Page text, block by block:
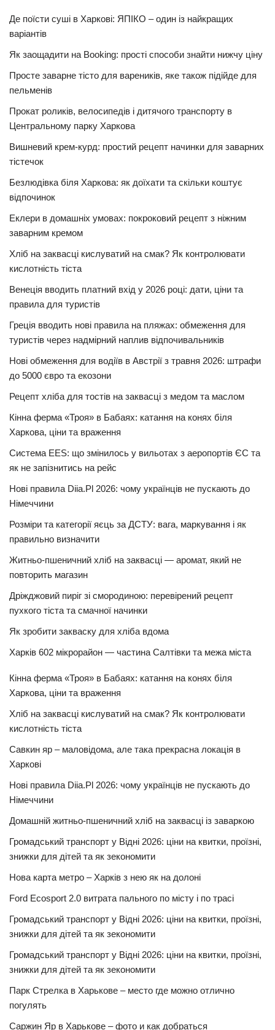
Де поїсти суші в Харкові: ЯПІКО – один із найкращих
варіантів
Як заощадити на Booking: прості способи знайти нижчу ціну
Просте заварне тісто для вареників, яке також підійде для
пельменів
Прокат роликів, велосипедів і дитячого транспорту в
Центральному парку Харкова
Вишневий крем-курд: простий рецепт начинки для заварних
тістечок
Безлюдівка біля Харкова: як доїхати та скільки коштує
відпочинок
Еклери в домашніх умовах: покроковий рецепт з ніжним
заварним кремом
Хліб на заквасці кислуватий на смак? Як контролювати
кислотність тіста
Венеція вводить платний вхід у 2026 році: дати, ціни та
правила для туристів
Греція вводить нові правила на пляжах: обмеження для
туристів через надмірний наплив відпочивальників
Нові обмеження для водіїв в Австрії з травня 2026: штрафи
до 5000 євро та екозони
Рецепт хліба для тостів на заквасці з медом та маслом
Кінна ферма «Троя» в Бабаях: катання на конях біля
Харкова, ціни та враження
Система EES: що змінилось у вильотах з аеропортів ЄС та
як не запізнитись на рейс
Нові правила Diia.Pl 2026: чому українців не пускають до
Німеччини
Розміри та категорії яєць за ДСТУ: вага, маркування і як
правильно визначити
Житньо-пшеничний хліб на заквасці — аромат, який не
повторить магазин
Дріжджовий пиріг зі смородиною: перевірений рецепт
пухкого тіста та смачної начинки
Як зробити закваску для хліба вдома
Харків 602 мікрорайон — частина Салтівки та межа міста
Кінна ферма «Троя» в Бабаях: катання на конях біля
Харкова, ціни та враження
Хліб на заквасці кислуватий на смак? Як контролювати
кислотність тіста
Савкин яр – маловідома, але така прекрасна локація в
Харкові
Нові правила Diia.Pl 2026: чому українців не пускають до
Німеччини
Домашній житньо-пшеничний хліб на заквасці із заваркою
Громадський транспорт у Відні 2026: ціни на квитки, проїзні,
знижки для дітей та як зекономити
Нова карта метро – Харків з нею як на долоні
Ford Ecosport 2.0 витрата пального по місту і по трасі
Громадський транспорт у Відні 2026: ціни на квитки, проїзні,
знижки для дітей та як зекономити
Громадський транспорт у Відні 2026: ціни на квитки, проїзні,
знижки для дітей та як зекономити
Парк Стрелка в Харькове – место где можно отлично
погулять
Саржин Яр в Харькове – фото и как добраться